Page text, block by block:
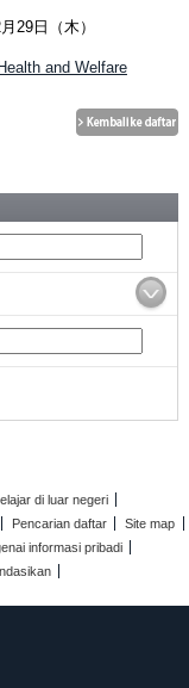
29日（木）
and Welfare
di luar negeri
Pencarian daftar
Site map
informasi pribadi